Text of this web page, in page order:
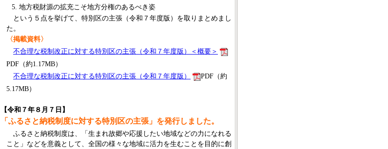
地方税財源の拡充こそ地方分権のあるべき姿
という５点を挙げて、特別区の主張（令和７年度版）を取りまとめまし
た。
〈掲載資料〉
不合理な税制改正に対する特別区の主張（令和７年度版）＜概要＞
PDF（約1.17MB）
不合理な税制改正に対する特別区の主張（令和７年度版）
PDF（約
5.17MB）
【令和７年８月７日】
「ふるさと納税制度に対する特別区の主張」を発行しました。
ふるさと納税制度は、「生まれ故郷や応援したい地域などの力になれる
こと」などを意義として、全国の様々な地域に活力を生むことを目的に創